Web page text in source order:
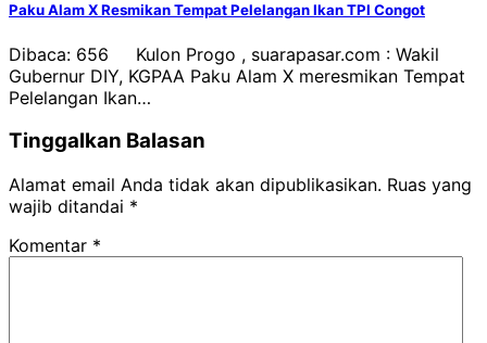
Paku Alam X Resmikan Tempat Pelelangan Ikan TPI Congot
Dibaca: 656 Kulon Progo , suarapasar.com : Wakil
Gubernur DIY, KGPAA Paku Alam X meresmikan Tempat
Pelelangan Ikan…
Tinggalkan Balasan
Alamat email Anda tidak akan dipublikasikan. Ruas yang
wajib ditandai *
Komentar *